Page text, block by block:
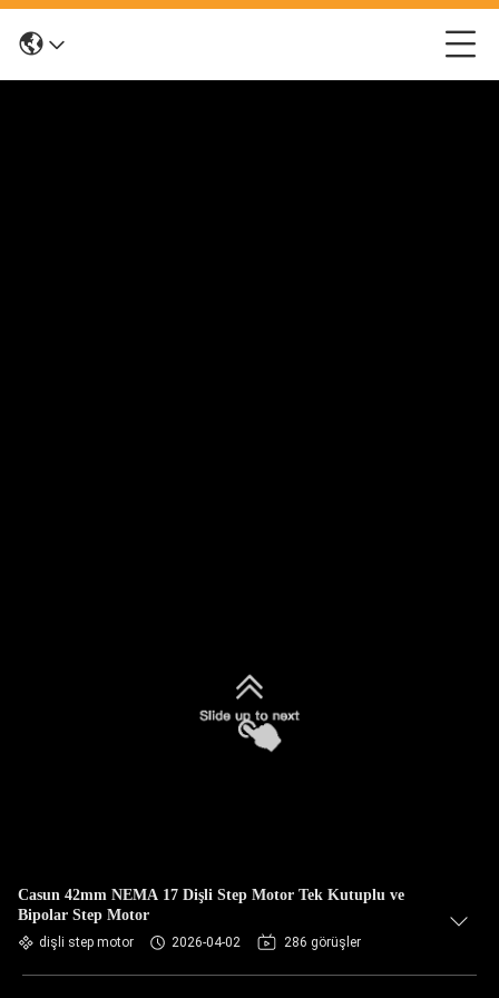
Casun 42mm NEMA 17 Dişli Step Motor Tek Kutuplu ve
Bipolar Step Motor
dişli step motor 2026-04-02 286 görüşler